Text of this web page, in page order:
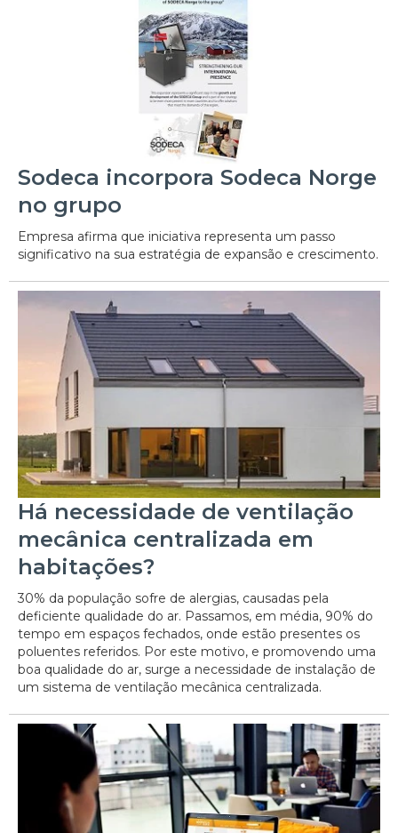
Sodeca incorpora Sodeca Norge
no grupo
Empresa afirma que iniciativa representa um passo
significativo na sua estratégia de expansão e crescimento.
Há necessidade de ventilação
mecânica centralizada em
habitações?
30% da população sofre de alergias, causadas pela
deficiente qualidade do ar. Passamos, em média, 90% do
tempo em espaços fechados, onde estão presentes os
poluentes referidos. Por este motivo, e promovendo uma
boa qualidade do ar, surge a necessidade de instalação de
um sistema de ventilação mecânica centralizada.